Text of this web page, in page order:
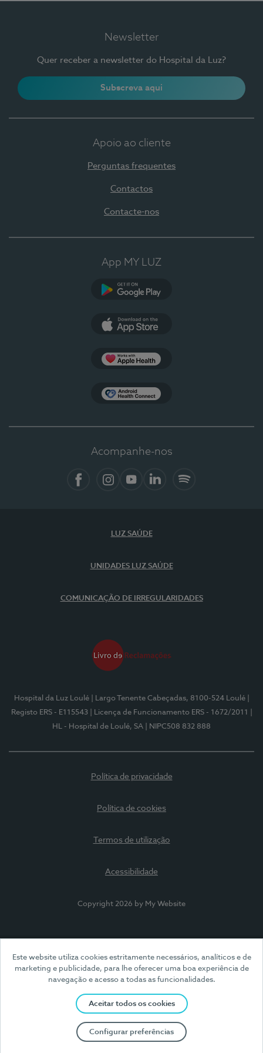
Este website utiliza cookies estritamente necessários, analíticos e de
marketing e publicidade, para lhe oferecer uma boa experiência de
navegação e acesso a todas as funcionalidades.
Aceitar todos os cookies
Configurar preferências
Newsletter
Quer receber a newsletter do Hospital da Luz?
Subscreva aqui
Apoio ao cliente
Perguntas frequentes
Contactos
Contacte-nos
App MY LUZ
Acompanhe-nos
LUZ SAÚDE
UNIDADES LUZ SAÚDE
COMUNICAÇÃO DE IRREGULARIDADES
Hospital da Luz Loulé | Largo Tenente Cabeçadas, 8100-524 Loulé
Registo ERS - E115543
| Licença de Funcionamento ERS - 1672/2011
HL - Hospital de Loulé, SA
| NIPC508 832 888
Política de privacidade
Política de cookies
Termos de utilização
Acessibilidade
Copyright 2026 by My Website